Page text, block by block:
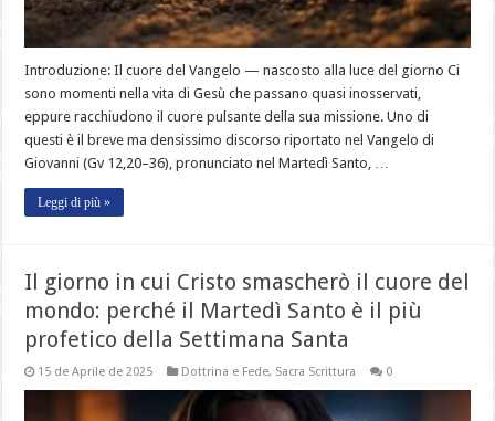
Introduzione: Il cuore del Vangelo — nascosto alla luce del giorno Ci
sono momenti nella vita di Gesù che passano quasi inosservati,
eppure racchiudono il cuore pulsante della sua missione. Uno di
questi è il breve ma densissimo discorso riportato nel Vangelo di
Giovanni (Gv 12,20–36), pronunciato nel Martedì Santo, …
Leggi di più »
Il giorno in cui Cristo smascherò il cuore del
mondo: perché il Martedì Santo è il più
profetico della Settimana Santa
15 de Aprile de 2025 Dottrina e Fede, Sacra Scrittura 0